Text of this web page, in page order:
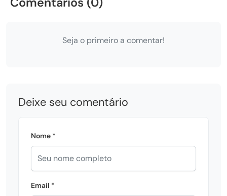
Seja o primeiro a comentar!
Deixe seu comentário
Nome *
Email *